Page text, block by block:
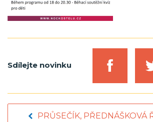
Sdílejte novinku
PRŮSEČÍK, PŘEDNÁŠKOVÁ